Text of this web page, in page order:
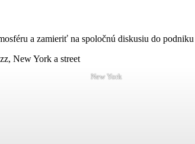
a zamieriť na spoločnú diskusiu do podniku
New York